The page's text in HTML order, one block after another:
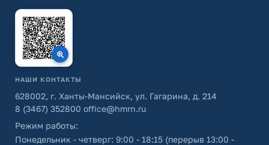
НАШИ КОНТАКТЫ
628002, г. Ханты-Мансийск, ул. Гагарина, д. 214
8 (3467) 352800 office@hmrn.ru
Режим работы:
Понедельник - четверг: 9:00 - 18:15 (перерыв 13:00 -